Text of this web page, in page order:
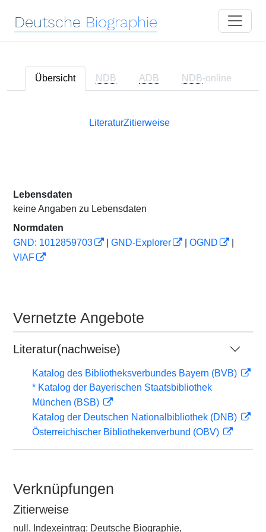
Deutsche Biographie
Übersicht NDB ADB NDB-online
LiteraturZitierweise
Lebensdaten
keine Angaben zu Lebensdaten
Normdaten
GND: 1012859703
GND-Explorer OGND
VIAF
Vernetzte Angebote
Literatur(nachweise)
Katalog des Bibliotheksverbundes Bayern (BVB)
* Katalog der Bayerischen Staatsbibliothek
München (BSB)
Katalog der Deutschen Nationalbibliothek (DNB)
Österreichischer Bibliothekenverbund (OBV)
Verknüpfungen
Zitierweise
null, Indexeintrag: Deutsche Biographie,